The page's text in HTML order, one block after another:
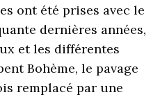
ont été prises avec le
dernières années,
et les différentes
Bohème, le pavage
remplacé par une